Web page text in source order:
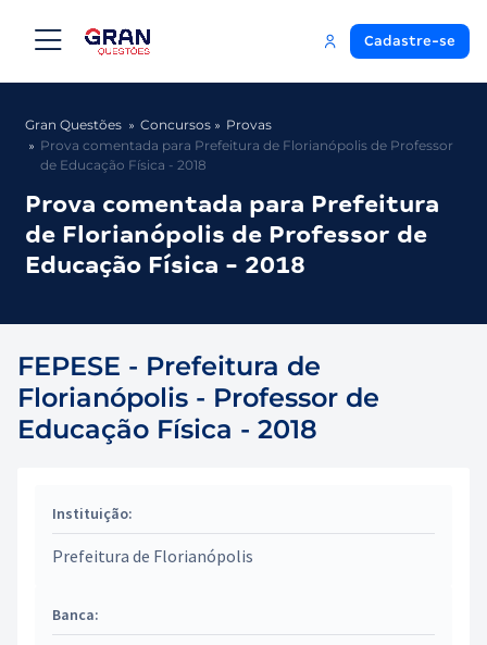
Cadastre-se
Gran Questões Concursos
Provas
Prova comentada para Prefeitura de Florianópolis de Professor
de Educação Física - 2018
Prova comentada para Prefeitura
de Florianópolis de Professor de
Educação Física - 2018
FEPESE - Prefeitura de
Florianópolis - Professor de
Educação Física - 2018
Instituição:
Prefeitura de Florianópolis
Banca: